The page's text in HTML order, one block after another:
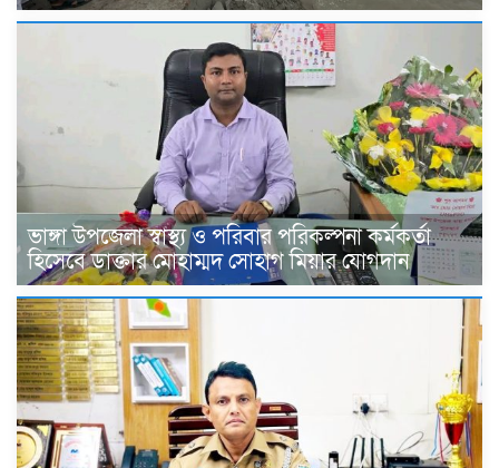
ভাঙ্গা উপজেলা স্বাস্থ্য ও পরিবার পরিকল্পনা কর্মকর্তা
হিসেবে ডাক্তার মোহাম্মদ সোহাগ মিয়ার যোগদান